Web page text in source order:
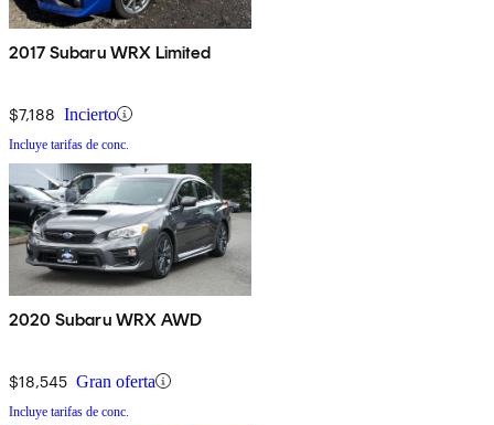
2017 Subaru WRX Limited
$7,188 Incierto
Incluye tarifas de conc.
2020 Subaru WRX AWD
$18,545 Gran oferta
Incluye tarifas de conc.